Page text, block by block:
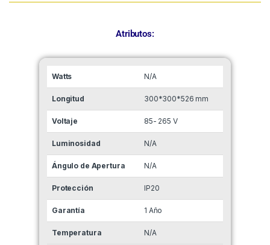
Atributos:
Watts N/A
Longitud 300*300*526 mm
Voltaje 85- 265 V
Luminosidad N/A
Ángulo de Apertura N/A
Protección IP20
Garantía 1 Año
Temperatura N/A